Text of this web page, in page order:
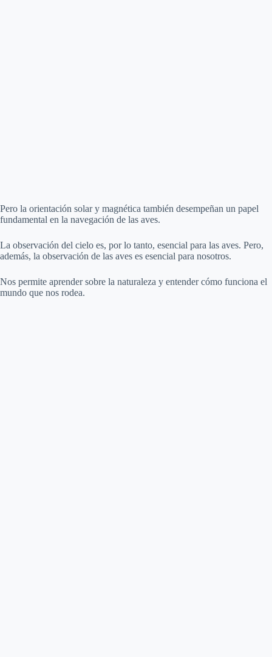
Pero la orientación solar y magnética también desempeñan un papel
fundamental en la navegación de las aves.
La observación del cielo es, por lo tanto, esencial para las aves. Pero,
además, la observación de las aves es esencial para nosotros.
Nos permite aprender sobre la naturaleza y entender cómo funciona el
mundo que nos rodea.